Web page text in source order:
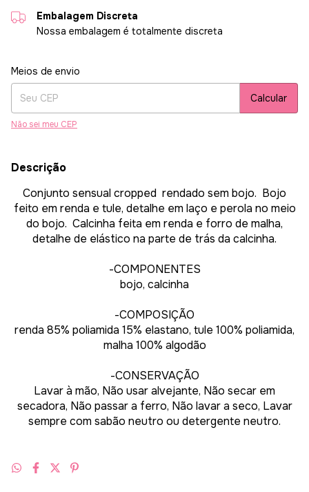
Embalagem Discreta
Nossa embalagem é totalmente discreta
Entregas para o CEP:
Meios de envio
Calcular
Não sei meu CEP
Descrição
Conjunto sensual cropped rendado sem bojo. Bojo
feito em renda e tule, detalhe em laço e perola no meio
do bojo. Calcinha feita em renda e forro de malha,
detalhe de elástico na parte de trás da calcinha.
-COMPONENTES
bojo, calcinha
-COMPOSIÇÃO
renda 85% poliamida 15% elastano, tule 100% poliamida,
malha 100% algodão
-CONSERVAÇÃO
Lavar à mão, Não usar alvejante, Não secar em
secadora, Não passar a ferro, Não lavar a seco, Lavar
sempre com sabão neutro ou detergente neutro.